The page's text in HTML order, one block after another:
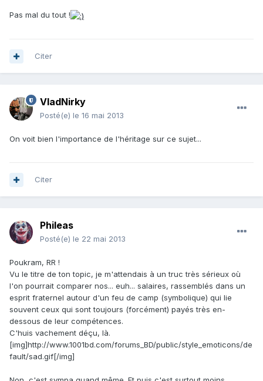
Pas mal du tout !
Citer
VladNirky
Posté(e) le 16 mai 2013
On voit bien l'importance de l'héritage sur ce sujet...
Citer
Phileas
Posté(e) le 22 mai 2013
Poukram, RR !
Vu le titre de ton topic, je m'attendais à un truc très sérieux où
l'on pourrait comparer nos... euh... salaires, rassemblés dans un
esprit fraternel autour d'un feu de camp (symbolique) qui lie
souvent ceux qui sont toujours (forcément) payés très en-
dessous de leur compétences.
C'huis vachement déçu, là.
[img]http://www.1001bd.com/forums_BD/public/style_emoticons/de
fault/sad.gif[/img]